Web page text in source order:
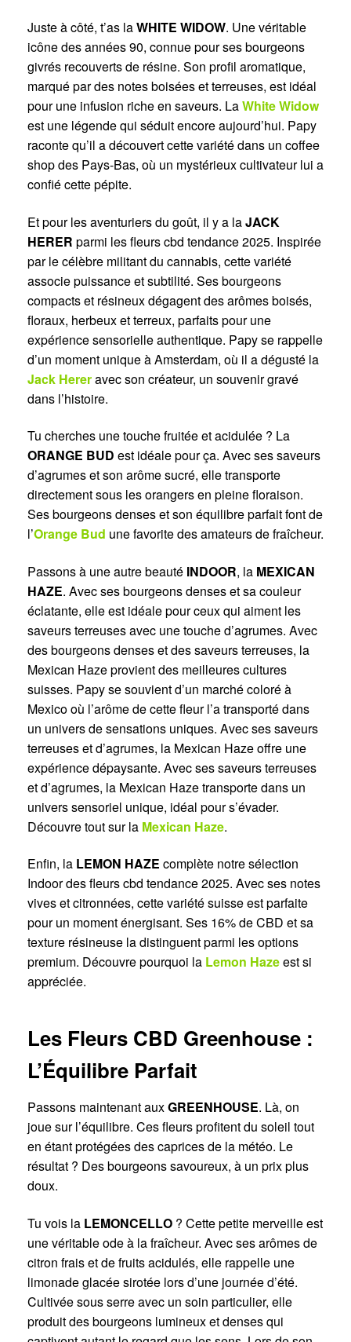
Juste à côté, t’as laWHITE WIDOW. Une véritable
icône des années 90, connue pour ses bourgeons
givrés recouverts de résine. Son profil aromatique,
marqué par des notes boisées et terreuses, est idéal
pour une infusion riche en saveurs. LaWhite Widow
est une légende qui séduit encore aujourd’hui. Papy
raconte qu’il a découvert cette variété dans un coffee
shop des Pays-Bas, où un mystérieux cultivateur lui a
confié cette pépite.
Et pour les aventuriers du goût, il y a laJACK
HERER parmi les fleurs cbd tendance 2025. Inspirée
par le célèbre militant du cannabis, cette variété
associe puissance et subtilité. Ses bourgeons
compacts et résineux dégagent des arômes boisés,
floraux, herbeux et terreux, parfaits pour une
expérience sensorielle authentique. Papy se rappelle
d’un moment unique à Amsterdam, où il a dégusté la
Jack Hereravec son créateur, un souvenir gravé
dans l’histoire.
Tu cherches une touche fruitée et acidulée ? La
ORANGE BUD est idéale pour ça. Avec ses saveurs
d’agrumes et son arôme sucré, elle transporte
directement sous les orangers en pleine floraison.
Ses bourgeons denses et son équilibre parfait font de
l’Orange Bud une favorite des amateurs de fraîcheur.
Passons à une autre beauté INDOOR, la MEXICAN
HAZE. Avec ses bourgeons denses et sa couleur
éclatante, elle est idéale pour ceux qui aiment les
saveurs terreuses avec une touche d’agrumes. Avec
des bourgeons denses et des saveurs terreuses, la
Mexican Haze provient des meilleures cultures
suisses. Papy se souvient d’un marché coloré à
Mexico où l’arôme de cette fleur l’a transporté dans
un univers de sensations uniques. Avec ses saveurs
terreuses et d’agrumes, la Mexican Haze offre une
expérience dépaysante. Avec ses saveurs terreuses
et d’agrumes, la Mexican Haze transporte dans un
univers sensoriel unique, idéal pour s’évader.
Découvre tout sur la Mexican Haze.
Enfin, la LEMON HAZE complète notre sélection
Indoor des fleurs cbd tendance 2025. Avec ses notes
vives et citronnées, cette variété suisse est parfaite
pour un moment énergisant. Ses 16% de CBD et sa
texture résineuse la distinguent parmi les options
premium. Découvre pourquoi la Lemon Hazeest si
appréciée.
Les Fleurs CBD Greenhouse :
L’Équilibre Parfait
Passons maintenant auxGREENHOUSE. Là, on
joue sur l’équilibre. Ces fleurs profitent du soleil tout
en étant protégées des caprices de la météo. Le
résultat ? Des bourgeons savoureux, à un prix plus
doux.
Tu vois la LEMONCELLO ? Cette petite merveille est
une véritable ode à la fraîcheur. Avec ses arômes de
citron frais et de fruits acidulés, elle rappelle une
limonade glacée sirotée lors d’une journée d’été.
Cultivée sous serre avec un soin particulier, elle
produit des bourgeons lumineux et denses qui